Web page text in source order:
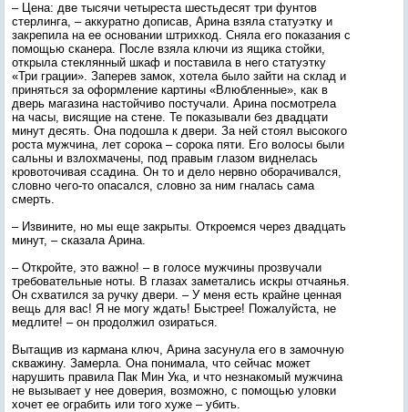
– Цена: две тысячи четыреста шестьдесят три фунтов
стерлинга, – аккуратно дописав, Арина взяла статуэтку и
закрепила на ее основании штрихкод. Сняла его показания с
помощью сканера. После взяла ключи из ящика стойки,
открыла стеклянный шкаф и поставила в него статуэтку
«Три грации». Заперев замок, хотела было зайти на склад и
приняться за оформление картины «Влюбленные», как в
дверь магазина настойчиво постучали. Арина посмотрела
на часы, висящие на стене. Те показывали без двадцати
минут десять. Она подошла к двери. За ней стоял высокого
роста мужчина, лет сорока – сорока пяти. Его волосы были
сальны и взлохмачены, под правым глазом виднелась
кровоточивая ссадина. Он то и дело нервно оборачивался,
словно чего-то опасался, словно за ним гналась сама
смерть.
– Извините, но мы еще закрыты. Откроемся через двадцать
минут, – сказала Арина.
– Откройте, это важно! – в голосе мужчины прозвучали
требовательные ноты. В глазах заметались искры отчаянья.
Он схватился за ручку двери. – У меня есть крайне ценная
вещь для вас! Я не могу ждать! Быстрее! Пожалуйста, не
медлите! – он продолжил озираться.
Вытащив из кармана ключ, Арина засунула его в замочную
скважину. Замерла. Она понимала, что сейчас может
нарушить правила Пак Мин Ука, и что незнакомый мужчина
не вызывает у нее доверия, возможно, с помощью уловки
хочет ее ограбить или того хуже – убить.